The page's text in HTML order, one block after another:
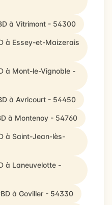
à Vitrimont - 54300
à Essey-et-Maizerais
à Mont-le-Vignoble -
à Avricourt - 54450
à Montenoy - 54760
à Saint-Jean-lès-
à Laneuvelotte -
à Goviller - 54330